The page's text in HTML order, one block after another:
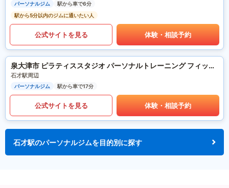
パーソナルジム
駅から車で6分
駅から5分以内のジムに通いたい人
公式サイトを見る 体験・相談予約
泉大津市 ピラティススタジオ パーソナルトレーニング フィットネスサロンre-fulfill.
石才駅周辺
パーソナルジム 駅から車で17分
公式サイトを見る 体験・相談予約
石才駅のパーソナルジムを目的別に探す